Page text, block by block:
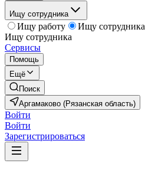
Ищу сотрудника
Ищу работу
Ищу сотрудника
Ищу сотрудника
Сервисы
Помощь
Ещё
Поиск
Аргамаково (Рязанская область)
Войти
Войти
Зарегистрироваться